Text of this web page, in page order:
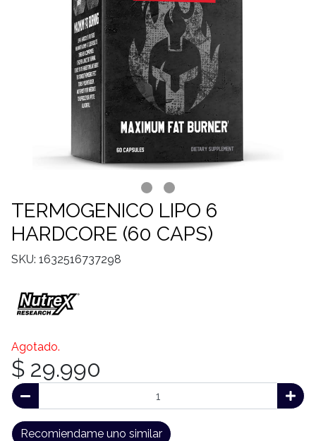
TERMOGENICO LIPO 6
HARDCORE (60 CAPS)
SKU: 1632516737298
Agotado.
$ 29.990
Recomiendame uno similar